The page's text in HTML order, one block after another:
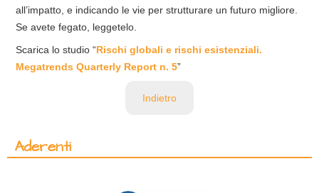
all’impatto, e indicando le vie per strutturare un futuro migliore.
Se avete fegato, leggetelo.
Scarica lo studio “Rischi globali e rischi esistenziali.
Megatrends Quarterly Report n. 5”
Indietro
Aderenti